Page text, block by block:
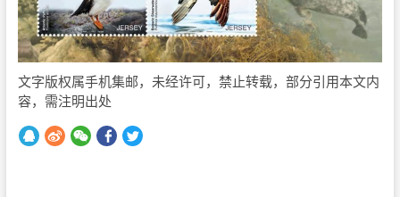
文字版权属手机集邮，未经许可，禁止转载，部分引用本文内
容，需注明出处